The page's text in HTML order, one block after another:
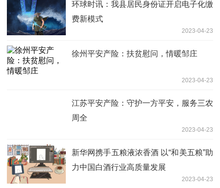
环球时讯：我县居民身份证开启电子化缴
费新模式
2023-04-23
徐州平安产险：扶贫慰问，情暖邹庄
2023-04-23
江苏平安产险：守护一方平安，服务三农
周全
2023-04-23
新华网携手五粮液浓香酒 以“和美五粮”助
力中国白酒行业高质量发展
2023-04-23